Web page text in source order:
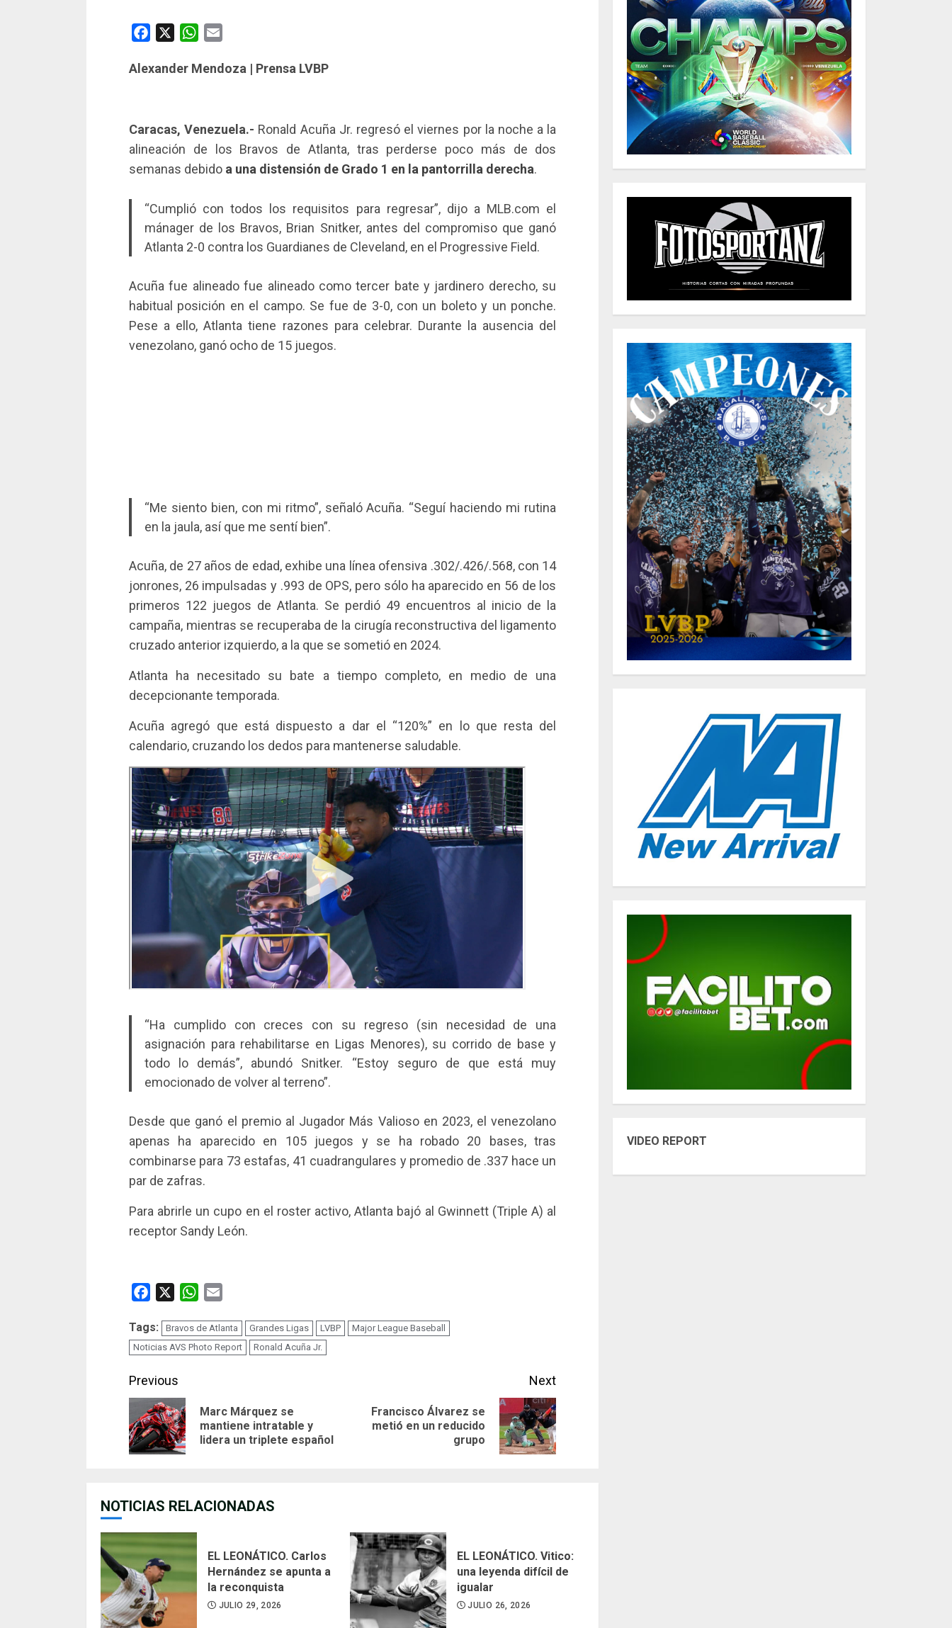
Facebook WhatsApp
Alexander Mendoza | Prensa LVBP
Caracas, Venezuela.- Ronald Acuña Jr. regresó el viernes por la noche a la
alineación de los Bravos de Atlanta, tras perderse poco más de dos
semanas debido a una distensión de Grado 1 en la pantorrilla derecha.
“Cumplió con todos los requisitos para regresar”, dijo a MLB.com el
mánager de los Bravos, Brian Snitker, antes del compromiso que ganó
Atlanta 2-0 contra los Guardianes de Cleveland, en el Progressive Field.
Acuña fue alineado fue alineado como tercer bate y jardinero derecho, su
habitual posición en el campo. Se fue de 3-0, con un boleto y un ponche.
Pese a ello, Atlanta tiene razones para celebrar. Durante la ausencia del
venezolano, ganó ocho de 15 juegos.
“Me siento bien, con mi ritmo”, señaló Acuña. “Seguí haciendo mi rutina
en la jaula, así que me sentí bien”.
Acuña, de 27 años de edad, exhibe una línea ofensiva .302/.426/.568, con 14
jonrones, 26 impulsadas y .993 de OPS, pero sólo ha aparecido en 56 de los
primeros 122 juegos de Atlanta. Se perdió 49 encuentros al inicio de la
campaña, mientras se recuperaba de la cirugía reconstructiva del ligamento
cruzado anterior izquierdo, a la que se sometió en 2024.
Atlanta ha necesitado su bate a tiempo completo, en medio de una
decepcionante temporada.
Acuña agregó que está dispuesto a dar el “120%” en lo que resta del
calendario, cruzando los dedos para mantenerse saludable.
“Ha cumplido con creces con su regreso (sin necesidad de una
asignación para rehabilitarse en Ligas Menores), su corrido de base y
todo lo demás”, abundó Snitker. “Estoy seguro de que está muy
emocionado de volver al terreno”.
Desde que ganó el premio al Jugador Más Valioso en 2023, el venezolano
apenas ha aparecido en 105 juegos y se ha robado 20 bases, tras
combinarse para 73 estafas, 41 cuadrangulares y promedio de .337 hace un
par de zafras.
Para abrirle un cupo en el roster activo, Atlanta bajó al Gwinnett (Triple A) al
receptor Sandy León.
Facebook WhatsApp
Tags: Bravos de Atlanta Grandes Ligas LVBP
Major League Baseball
Noticias AVS Photo Report
Ronald Acuña Jr.
Continue
Reading
Previous
Previous
Marc Márquez se
mantiene intratable y
lidera un triplete español
Next
Francisco Álvarez se
metió en un reducido
grupo
NOTICIAS RELACIONADAS
EL LEONÁTICO. Carlos
Hernández se apunta a
la reconquista
JULIO 29, 2026
EL LEONÁTICO. Vitico:
una leyenda difícil de
igualar
JULIO 26, 2026
VIDEO REPORT